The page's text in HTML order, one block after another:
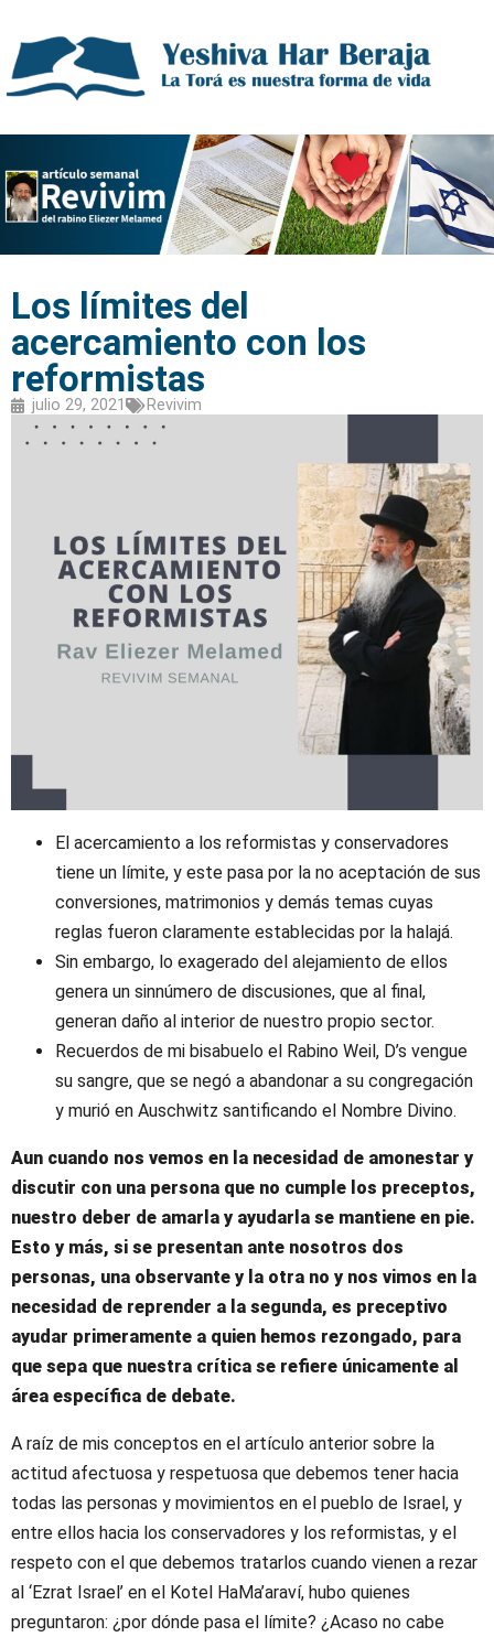
Los límites del
acercamiento con los
reformistas
julio 29, 2021 Revivim
El acercamiento a los reformistas y conservadores
tiene un límite, y este pasa por la no aceptación de sus
conversiones, matrimonios y demás temas cuyas
reglas fueron claramente establecidas por la halajá.
Sin embargo, lo exagerado del alejamiento de ellos
genera un sinnúmero de discusiones, que al final,
generan daño al interior de nuestro propio sector.
Recuerdos de mi bisabuelo el Rabino Weil, D’s vengue
su sangre, que se negó a abandonar a su congregación
y murió en Auschwitz santificando el Nombre Divino.
Aun cuando nos vemos en la necesidad de amonestar y
discutir con una persona que no cumple los preceptos,
nuestro deber de amarla y ayudarla se mantiene en pie.
Esto y más, si se presentan ante nosotros dos
personas, una observante y la otra no y nos vimos en la
necesidad de reprender a la segunda, es preceptivo
ayudar primeramente a quien hemos rezongado, para
que sepa que nuestra crítica se refiere únicamente al
área específica de debate.
A raíz de mis conceptos en el artículo anterior sobre la
actitud afectuosa y respetuosa que debemos tener hacia
todas las personas y movimientos en el pueblo de Israel, y
entre ellos hacia los conservadores y los reformistas, y el
respeto con el que debemos tratarlos cuando vienen a rezar
al ‘Ezrat Israel’ en el Kotel HaMa’araví, hubo quienes
preguntaron: ¿por dónde pasa el límite? ¿Acaso no cabe